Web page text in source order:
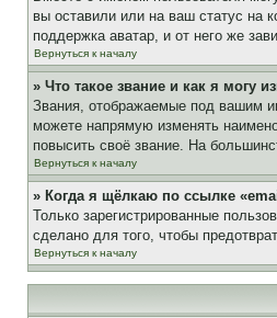
вы оставили или на ваш статус на
поддержка аватар, и от него же
Вернуться к началу
» Что такое звание и как я могу
Звания, отображаемые под вашим
можете напрямую изменять
повысить своё звание. На
Вернуться к началу
» Когда я щёлкаю по ссылке
Только зарегистрированные
сделано для того, чтобы
Вернуться к началу